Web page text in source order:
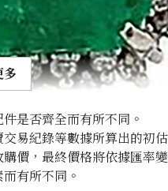
多
是否齊全而有所不同。
易紀錄等數據所算出的初估
價，最終價格將依據匯率變
有所不同。